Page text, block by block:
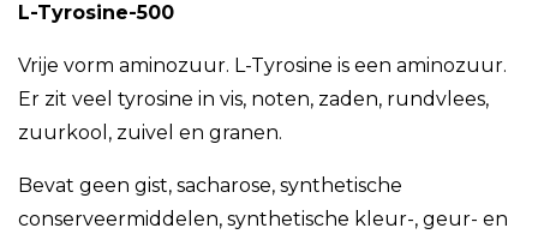
L-Tyrosine-500
Vrije vorm aminozuur. L-Tyrosine is een aminozuur.
Er zit veel tyrosine in vis, noten, zaden, rundvlees,
zuurkool, zuivel en granen.
Bevat geen gist, sacharose, synthetische
conserveermiddelen, synthetische kleur-, geur- en